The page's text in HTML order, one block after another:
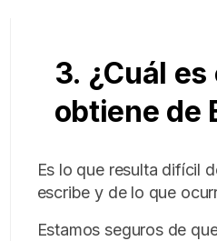
3. ¿Cuál
obtiene de
Es lo que resulta difícil
escribe y de lo que
Estamos seguros de